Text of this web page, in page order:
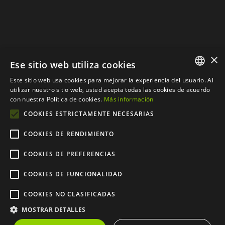
© Copyright 2012 - 2024 |
Web desarrollada por
los derechos reservados
SPANISH
×
Ese sitio web utiliza cookies
Este sitio web usa cookies para mejorar la experiencia del usuario. Al
utilizar nuestro sitio web, usted acepta todas las cookies de acuerdo
con nuestra Política de cookies. Más información
COOKIES ESTRICTAMENTE NECESARIAS
COOKIES DE RENDIMIENTO
COOKIES DE PREFERENCIAS
COOKIES DE FUNCIONALIDAD
COOKIES NO CLASIFICADAS
MOSTRAR DETALLES